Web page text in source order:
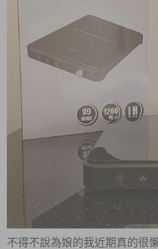
不得不說為娘的我近期真的很